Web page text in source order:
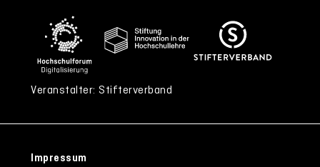
Veranstalter: Stifterverband
Impressum